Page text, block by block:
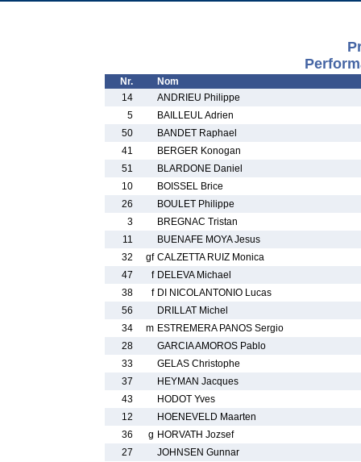
Nr.
Nom
14
ANDRIEU Philippe
5
BAILLEUL Adrien
50
BANDET Raphael
41
BERGER Konogan
51
BLARDONE Daniel
10
BOISSEL Brice
26
BOULET Philippe
3
BREGNAC Tristan
11
BUENAFE MOYA Jesus
32
gf CALZETTA RUIZ Monica
47
f DELEVA Michael
38
f DI NICOLANTONIO Lucas
56
DRILLAT Michel
34
m ESTREMERA PANOS Sergio
28
GARCIA AMOROS Pablo
33
GELAS Christophe
37
HEYMAN Jacques
43
HODOT Yves
12
HOENEVELD Maarten
36
g HORVATH Jozsef
27
JOHNSEN Gunnar